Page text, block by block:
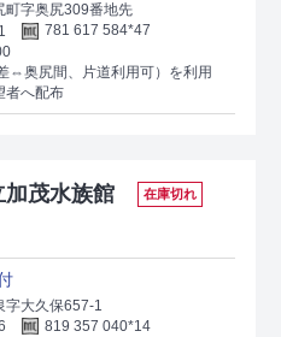
町字奥尻309番地先
781 617 584*47
⇔奥尻間、片道利用可）を利用
者へ配布
茂水族館 在庫切れ
字大久保657-1
819 357 040*14